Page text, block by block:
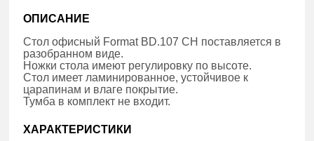
ОПИСАНИЕ
Стол офисный Format BD.107 CH поставляется в
разобранном виде.
Ножки стола имеют регулировку по высоте.
Стол имеет ламинированное, устойчивое к
царапинам и влаге покрытие.
Тумба в комплект не входит.
ХАРАКТЕРИСТИКИ